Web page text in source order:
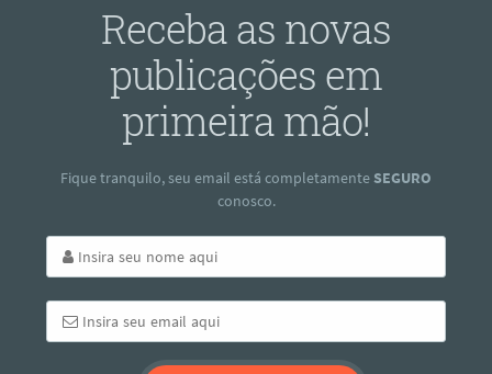
Receba as novas
publicações em
primeira mão!
Fique tranquilo, seu email está completamenteSEGURO
conosco.